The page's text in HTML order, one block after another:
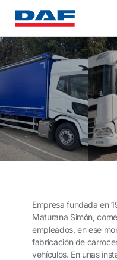
Empresa fundada en
Maturana Simón,
empleados, en ese
fabricación de
vehículos. En unas